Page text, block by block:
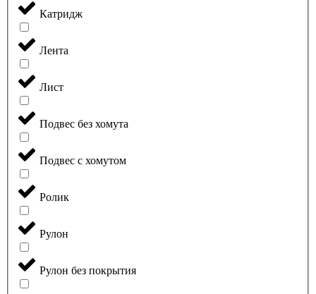
Катридж
Лента
Лист
Подвес без хомута
Подвес с хомутом
Ролик
Рулон
Рулон без покрытия